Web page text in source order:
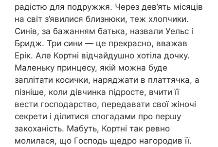
радістю для подружжя. Через дев’ять місяців
на світ з’явилися близнюки, теж хлопчики.
Синів, за бажанням батька, назвали Уельс і
Бридж. Три сини — це прекрасно, вважав
Ерік. Але Кортні відчайдушно хотіла дочку.
Маленьку принцесу, якій можна буде
заплітати косички, наряджати в платтячка, а
пізніше, коли дівчинка підросте, вчити її
вести господарство, передавати свої жіночі
секрети і ділитися спогадами про першу
закоханість. Мабуть, Кортні так ревно
молилася, що Господь щедро нагородив її.